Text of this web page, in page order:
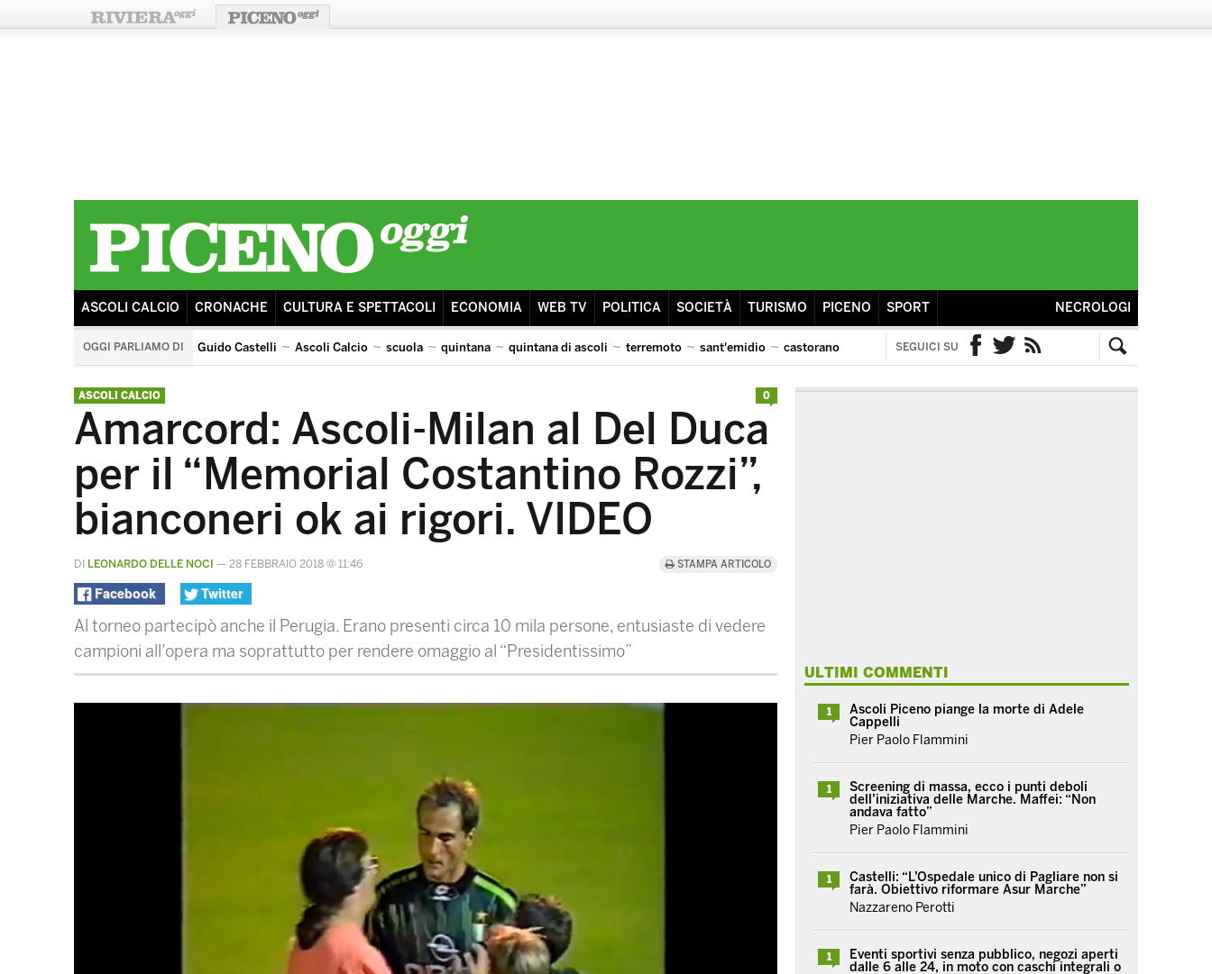
ASCOLI CALCIO CRONACHE CULTURA E SPETTACOLI ECONOMIA WEB TV POLITICA SOCIETÀ TURISMO PICENO SPORT NECROLOGI
OGGI PARLIAMO DI Guido Castelli Ascoli Calcio scuola quintana quintana di ascoli terremoto sant'emidio castorano
arengo ricostruzione
SEGUICI SU
ASCOLI CALCIO
Amarcord: Ascoli-Milan al Del Duca
per il “Memorial Costantino Rozzi”,
bianconeri ok ai rigori. VIDEO
DI LEONARDO DELLE NOCI — 28 FEBBRAIO 2018 @ 11:46 STAMPA ARTICOLO
Facebook Twitter
Al torneo partecipò anche il Perugia. Erano presenti circa 10 mila persone, entusiaste di vedere
campioni all’opera ma soprattutto per rendere omaggio al “Presidentissimo”
0
ULTIMI COMMENTI
1
Ascoli Piceno piange la morte di Adele
Cappelli
Pier Paolo Flammini
1
Screening di massa, ecco i punti deboli
dell’iniziativa delle Marche. Maffei: “Non
andava fatto”
Pier Paolo Flammini
1
Castelli: “L’Ospedale unico di Pagliare non si
farà. Obiettivo riformare Asur Marche”
Nazzareno Perotti
1
Eventi sportivi senza pubblico, negozi aperti
dalle 6 alle 24, in moto con caschi integrali o